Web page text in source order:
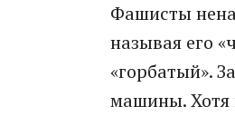
Фашисты
называя его
«горбатый».
машины. Хотя